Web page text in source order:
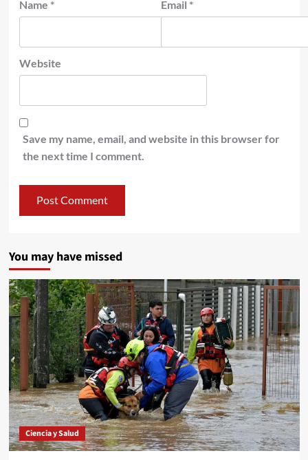
Name * Email *
Website
Save my name, email, and website in this browser for
the next time I comment.
You may have missed
Ciencia y Salud